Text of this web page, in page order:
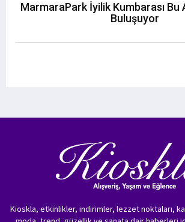
MarmaraPark İyilik Kumbarası Bu
Buluşuyor
Kioskla, etkinlikler, indirimler, lezzet noktaları,